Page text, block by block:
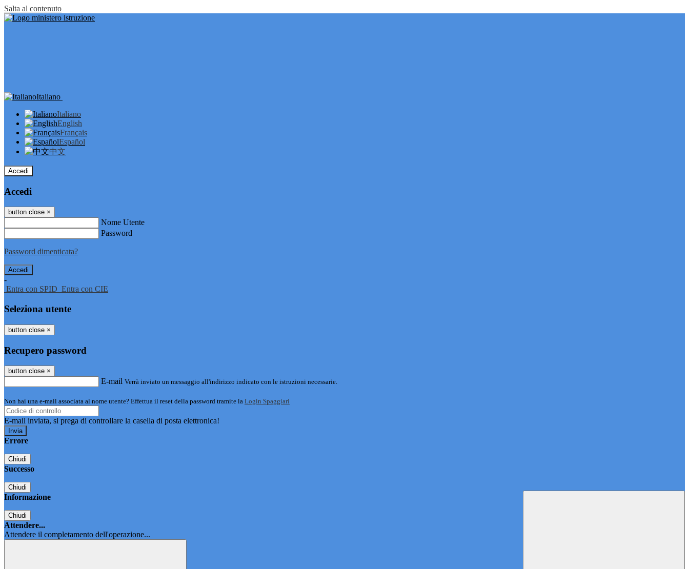
Salta al contenuto
Italiano
Italiano
English
Français
Español
中文
Accedi
Accedi
button close ×
Nome Utente
Password
Password dimenticata?
-
Entra con SPID Entra con CIE
Seleziona utente
button close ×
Recupero password
button close ×
E-mail Verrà inviato un messaggio all'indirizzo indicato con le istruzioni necessarie.
Non hai una e-mail associata al nome utente? Effettua il reset della password tramite la Login Spaggiari
E-mail inviata, si prega di controllare la casella di posta elettronica!
Errore
Chiudi
Successo
Chiudi
Informazione
Chiudi
Attendere...
Attendere il completamento dell'operazione...